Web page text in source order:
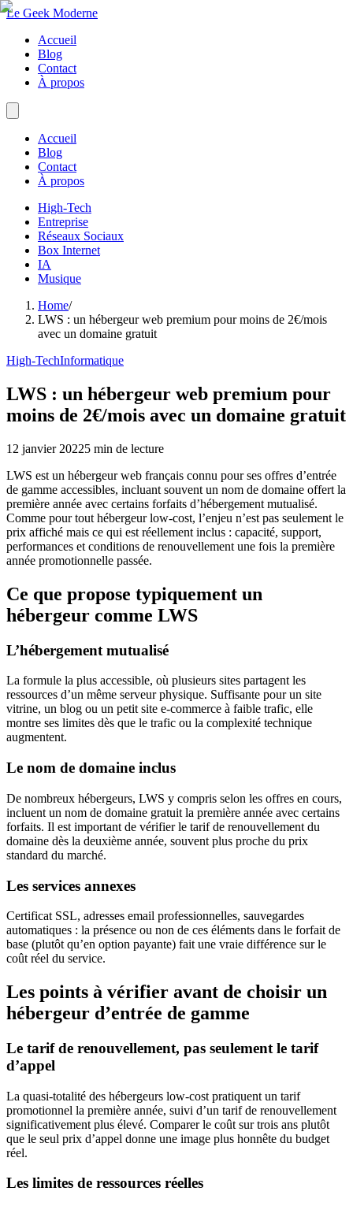
Le Geek Moderne
Accueil
Blog
Contact
À propos
Accueil
Blog
Contact
À propos
High-Tech
Entreprise
Réseaux Sociaux
Box Internet
IA
Musique
Home/
LWS : un hébergeur web premium pour moins de 2€/mois
avec un domaine gratuit
High-TechInformatique
LWS : un hébergeur web premium pour
moins de 2€/mois avec un domaine gratuit
12 janvier 20225 min de lecture
LWS est un hébergeur web français connu pour ses offres d’entrée
de gamme accessibles, incluant souvent un nom de domaine offert la
première année avec certains forfaits d’hébergement mutualisé.
Comme pour tout hébergeur low-cost, l’enjeu n’est pas seulement le
prix affiché mais ce qui est réellement inclus : capacité, support,
performances et conditions de renouvellement une fois la première
année promotionnelle passée.
Ce que propose typiquement un
hébergeur comme LWS
L’hébergement mutualisé
La formule la plus accessible, où plusieurs sites partagent les
ressources d’un même serveur physique. Suffisante pour un site
vitrine, un blog ou un petit site e-commerce à faible trafic, elle
montre ses limites dès que le trafic ou la complexité technique
augmentent.
Le nom de domaine inclus
De nombreux hébergeurs, LWS y compris selon les offres en cours,
incluent un nom de domaine gratuit la première année avec certains
forfaits. Il est important de vérifier le tarif de renouvellement du
domaine dès la deuxième année, souvent plus proche du prix
standard du marché.
Les services annexes
Certificat SSL, adresses email professionnelles, sauvegardes
automatiques : la présence ou non de ces éléments dans le forfait de
base (plutôt qu’en option payante) fait une vraie différence sur le
coût réel du service.
Les points à vérifier avant de choisir un
hébergeur d’entrée de gamme
Le tarif de renouvellement, pas seulement le tarif
d’appel
La quasi-totalité des hébergeurs low-cost pratiquent un tarif
promotionnel la première année, suivi d’un tarif de renouvellement
significativement plus élevé. Comparer le coût sur trois ans plutôt
que le seul prix d’appel donne une image plus honnête du budget
réel.
Les limites de ressources réelles